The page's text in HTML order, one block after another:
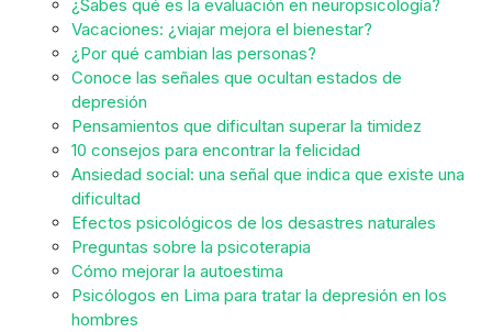
¿Sabes qué es la evaluación en neuropsicología?
Vacaciones: ¿viajar mejora el bienestar?
¿Por qué cambian las personas?
Conoce las señales que ocultan estados de
depresión
Pensamientos que dificultan superar la timidez
10 consejos para encontrar la felicidad
Ansiedad social: una señal que indica que existe una
dificultad
Efectos psicológicos de los desastres naturales
Preguntas sobre la psicoterapia
Cómo mejorar la autoestima
Psicólogos en Lima para tratar la depresión en los
hombres